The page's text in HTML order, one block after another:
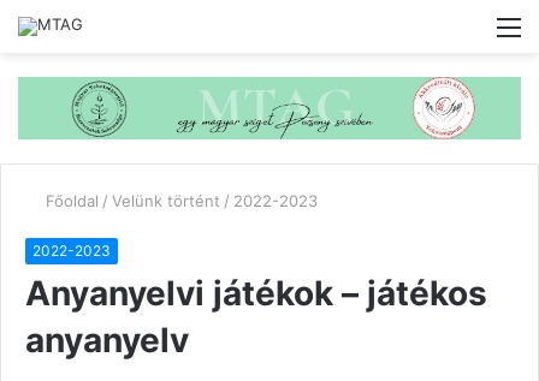
Főoldal / Velünk történt / 2022-2023
2022-2023
Anyanyelvi játékok – játékos
anyanyelv